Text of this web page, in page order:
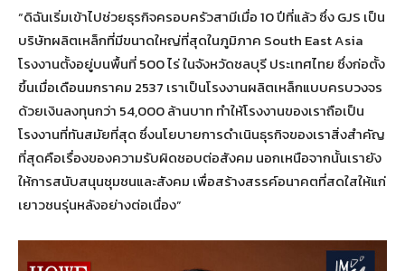
“ดิฉันเริ่มเข้าไปช่วยธุรกิจครอบครัวสามีเมื่อ 10 ปีที่แล้ว ซึ่ง GJS เป็น
บริษัทผลิตเหล็กที่มีขนาดใหญ่ที่สุดในภูมิภาค South East Asia
โรงงานตั้งอยู่บนพื้นที่ 500 ไร่ ในจังหวัดชลบุรี ประเทศไทย ซึ่งก่อตั้ง
ขึ้นเมื่อเดือนมกราคม 2537 เราเป็นโรงงานผลิตเหล็กแบบครบวงจร
ด้วยเงินลงทุนกว่า 54,000 ล้านบาท ทำให้โรงงานของเราถือเป็น
โรงงานที่ทันสมัยที่สุด ซึ่งนโยบายการดำเนินธุรกิจของเราสิ่งสำคัญ
ที่สุดคือเรื่องของความรับผิดชอบต่อสังคม นอกเหนือจากนั้นเรายัง
ให้การสนับสนุนชุมชนและสังคม เพื่อสร้างสรรค์อนาคตที่สดใสให้แก่
เยาวชนรุ่นหลังอย่างต่อเนื่อง”